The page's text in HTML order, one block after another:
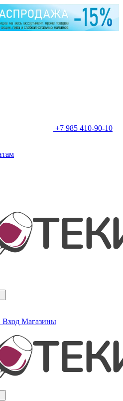
+7 985 410-90-10
Вход Магазины